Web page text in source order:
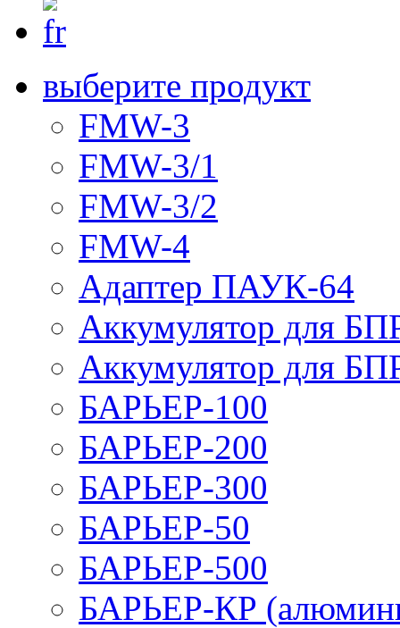
выберите продукт
FMW-3
FMW-3/1
FMW-3/2
FMW-4
Адаптер ПАУК-64
Аккумулятор для
Аккумулятор для
БАРЬЕР-100
БАРЬЕР-200
БАРЬЕР-300
БАРЬЕР-50
БАРЬЕР-500
БАРЬЕР-КР